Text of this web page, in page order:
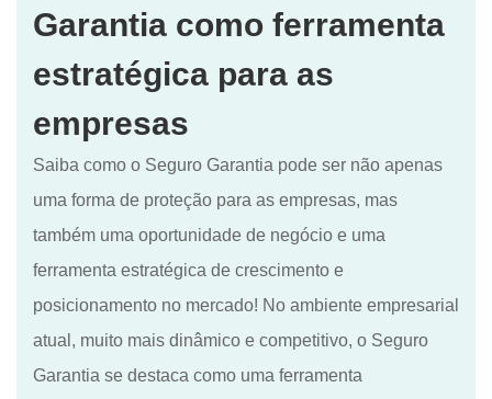
Garantia como ferramenta
estratégica para as
empresas
Saiba como o Seguro Garantia pode ser não apenas
uma forma de proteção para as empresas, mas
também uma oportunidade de negócio e uma
ferramenta estratégica de crescimento e
posicionamento no mercado! No ambiente empresarial
atual, muito mais dinâmico e competitivo, o Seguro
Garantia se destaca como uma ferramenta